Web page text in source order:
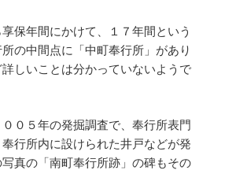
保年間にかけて、１７年間という
の中間点に「中町奉行所」があり
しいことは分かっていないようで
０５年の発掘調査で、奉行所表門
行所内に設けられた井戸などが発
真の「南町奉行所跡」の碑もその